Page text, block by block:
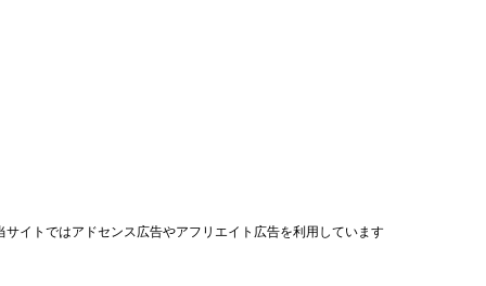
サイトではアドセンス広告やアフリエイト広告を利用しています